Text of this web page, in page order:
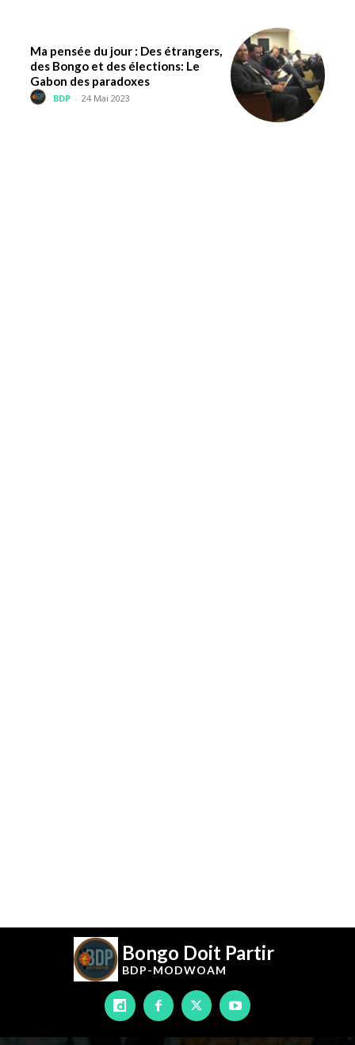
Ma pensée du jour : Des étrangers,
des Bongo et des élections: Le
Gabon des paradoxes
BDP - 24 Mai 2023
Bongo Doit Partir
BDP-MODWOAM